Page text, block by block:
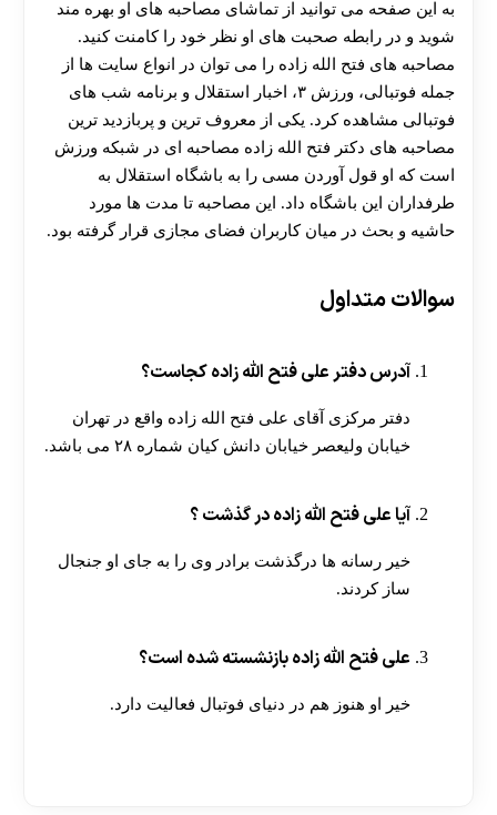
به این صفحه می توانید از تماشای مصاحبه های او بهره مند
شوید و در رابطه صحبت های او نظر خود را کامنت کنید.
مصاحبه های فتح الله زاده را می توان در انواع سایت ها از
جمله فوتبالی، ورزش ۳، اخبار استقلال و برنامه شب های
فوتبالی مشاهده کرد. یکی از معروف ترین و پربازدید ترین
مصاحبه های دکتر فتح الله زاده مصاحبه ای در شبکه ورزش
است که او قول آوردن مسی را به باشگاه استقلال به
طرفداران این باشگاه داد. این مصاحبه تا مدت ها مورد
حاشیه و بحث در میان کاربران فضای مجازی قرار گرفته بود.
سوالات متداول
آدرس دفتر علی فتح الله زاده کجاست؟
دفتر مرکزی آقای علی فتح الله زاده واقع در تهران
خیابان ولیعصر خیابان دانش کیان شماره ۲۸ می باشد.
آیا علی فتح الله زاده در گذشت ؟
خیر رسانه ها درگذشت برادر وی را به جای او جنجال
ساز کردند.
علی فتح‌ الله زاده بازنشسته شده است؟
خیر او هنوز هم در دنیای فوتبال فعالیت دارد.